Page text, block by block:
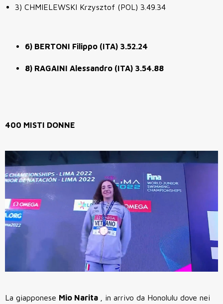
3) CHMIELEWSKI Krzysztof (POL) 3.49.34
6) BERTONI Filippo (ITA) 3.52.24
8) RAGAINI Alessandro (ITA) 3.54.88
400 MISTI DONNE
La giapponese Mio Narita
, in arrivo da Honolulu dove nei